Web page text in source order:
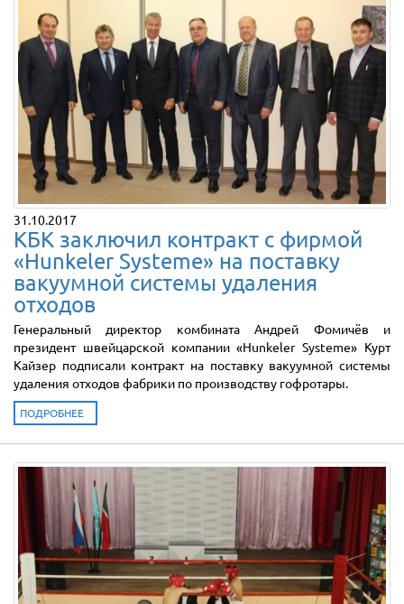
31.10.2017
КБК заключил контракт с фирмой
«Hunkeler Systeme» на поставку
вакуумной системы удаления
отходов
Генеральный директор комбината Андрей Фомичёв и
президент швейцарской компании «Hunkeler Systeme» Курт
Кайзер подписали контракт на поставку вакуумной системы
удаления отходов фабрики по производству гофротары.
ПОДРОБНЕЕ